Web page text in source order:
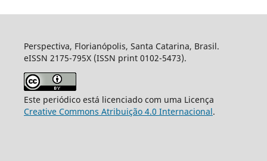
Perspectiva, Florianópolis, Santa Catarina, Brasil.
eISSN 2175-795X (ISSN print 0102-5473).
Este periódico está licenciado com uma Licença
Creative Commons Atribuição 4.0 Internacional.